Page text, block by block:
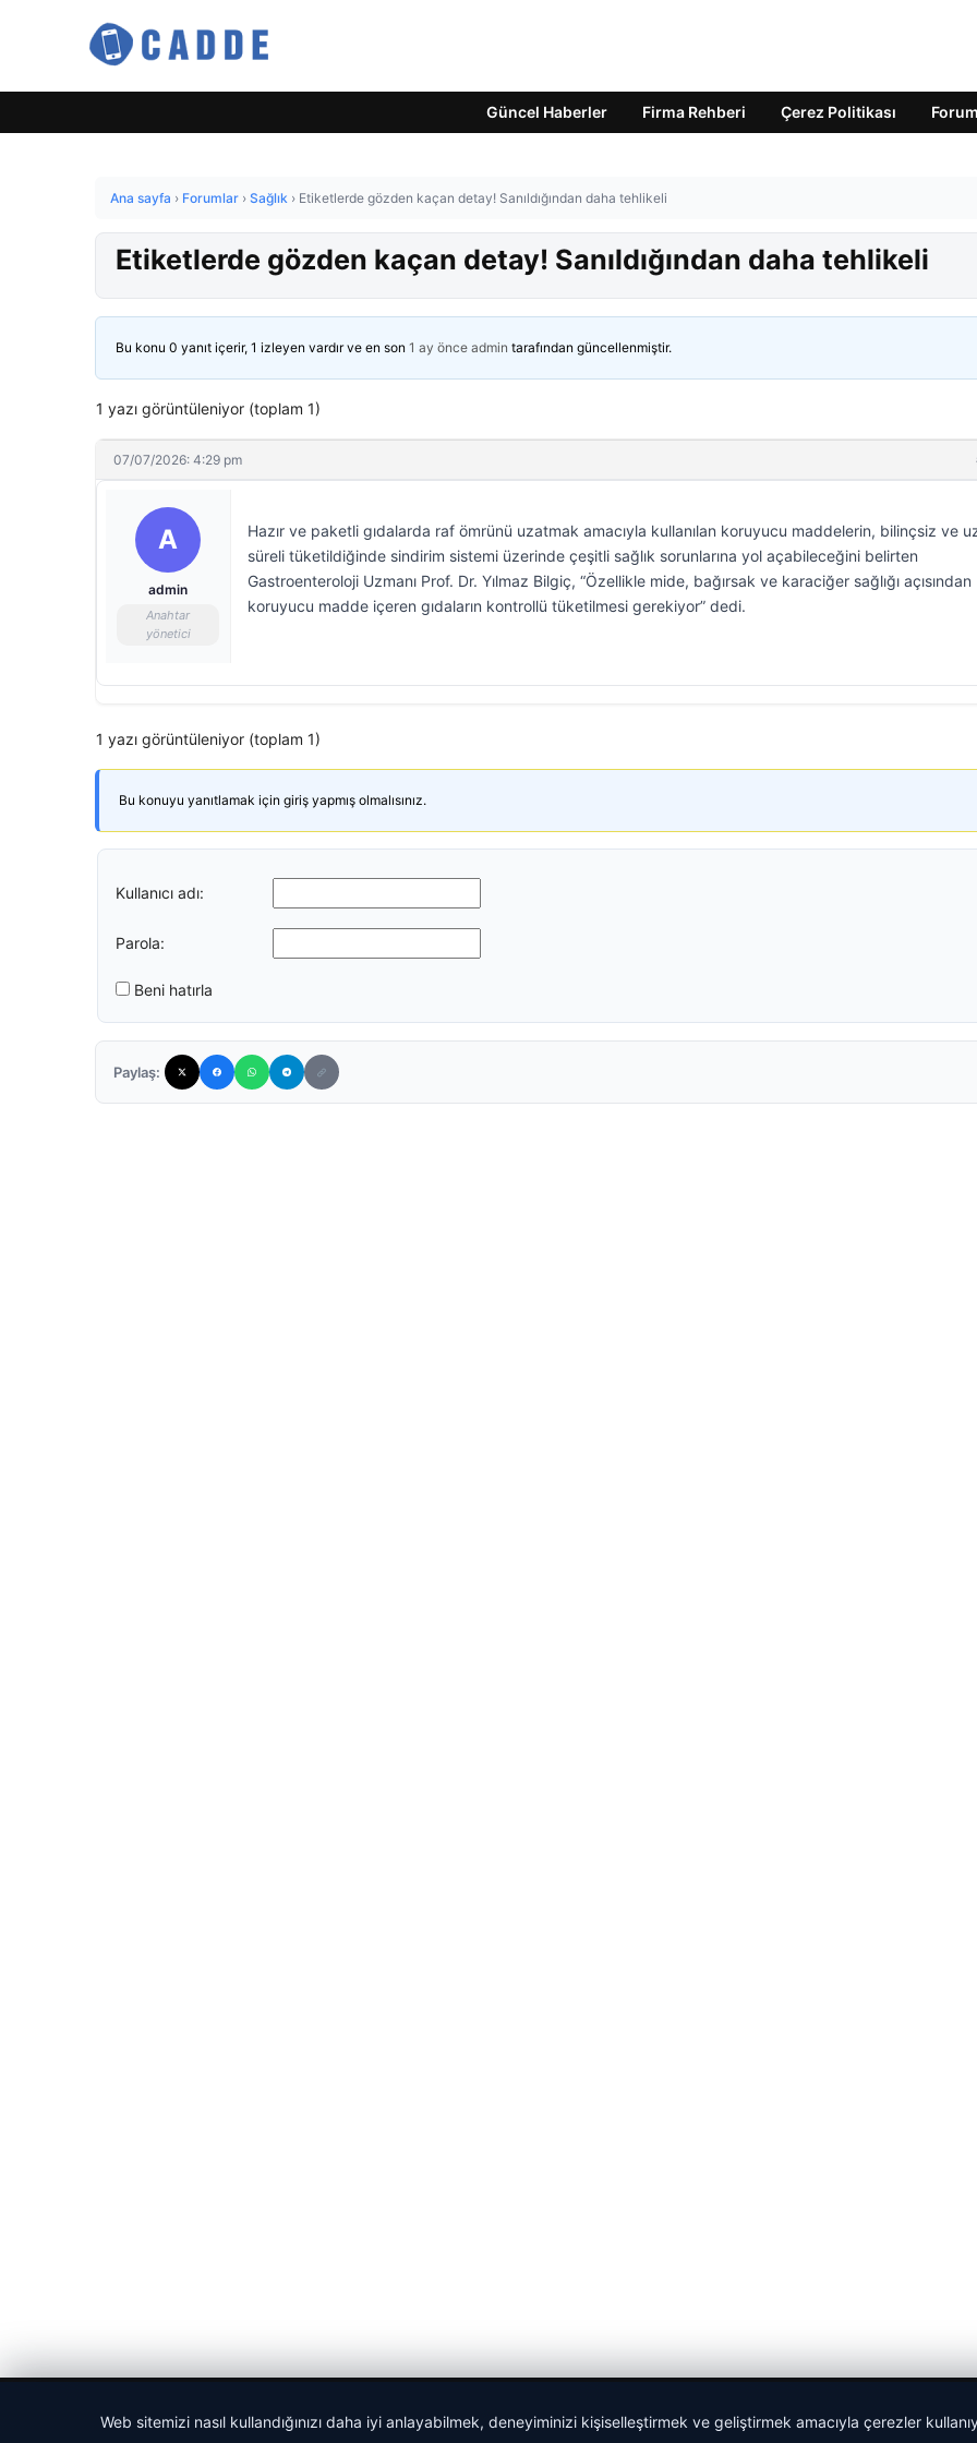
Güncel Haberler Firma Rehberi Çerez Politikası Forum
Ana sayfa › Forumlar › Sağlık › Etiketlerde gözden kaçan detay! Sanıldığından daha tehlikeli
Etiketlerde gözden kaçan detay! Sanıldığından daha tehlikeli
Bu konu 0 yanıt içerir, 1 izleyen vardır ve en son 1 ay önce admin tarafından güncellenmiştir.
1 yazı görüntüleniyor (toplam 1)
07/07/2026: 4:29 pm
A
admin
Anahtar
yönetici
Hazır ve paketli gıdalarda raf ömrünü uzatmak amacıyla kullanılan koruyucu maddelerin, bilinçsiz ve
süreli tüketildiğinde sindirim sistemi üzerinde çeşitli sağlık sorunlarına yol açabileceğini belirten
Gastroenteroloji Uzmanı Prof. Dr. Yılmaz Bilgiç, “Özellikle mide, bağırsak ve karaciğer sağlığı açısından
koruyucu madde içeren gıdaların kontrollü tüketilmesi gerekiyor” dedi.
1 yazı görüntüleniyor (toplam 1)
Bu konuyu yanıtlamak için giriş yapmış olmalısınız.
Kullanıcı adı:
Parola:
Beni hatırla
Paylaş:
Web sitemizi nasıl kullandığınızı daha iyi anlayabilmek, deneyiminizi kişiselleştirmek ve geliştirmek amacıyla çerezler